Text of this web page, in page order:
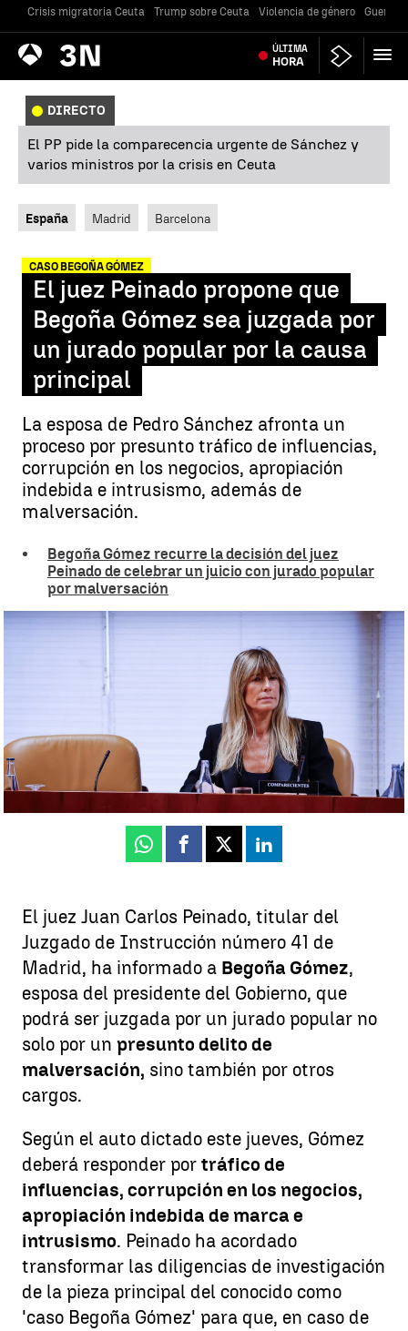
Crisis migratoria Ceuta Trump sobre Ceuta Violencia de género Guerra
Antena
3 Noticias ÚLTIMA
HORA
DIRECTO
El PP pide la comparecencia urgente de Sánchez y
varios ministros por la crisis en Ceuta
España Madrid Barcelona
CASO BEGOÑA GÓMEZ
El juez Peinado propone que
Begoña Gómez sea juzgada por
un jurado popular por la causa
principal
La esposa de Pedro Sánchez afronta un
proceso por presunto tráfico de influencias,
corrupción en los negocios, apropiación
indebida e intrusismo, además de
malversación.
Begoña Gómez recurre la decisión del juez
Peinado de celebrar un juicio con jurado popular
por malversación
El juez Peinado propone que Begoña Gómez sea juzgada por un
Ángel Granero
Publicado: 02 de octubre de 2025, 14:17
Whatsapp
Facebook
X Linkedin
El juez Juan Carlos Peinado, titular del
Juzgado de Instrucción número 41 de
Madrid, ha informado a Begoña Gómez,
esposa del presidente del Gobierno, que
podrá ser juzgada por un jurado popular no
solo por un presunto delito de
malversación, sino también por otros
cargos.
Según el auto dictado este jueves, Gómez
deberá responder por tráfico de
influencias, corrupción en los negocios,
apropiación indebida de marca e
intrusismo. Peinado ha acordado
transformar las diligencias de investigación
de la pieza principal del conocido como
'caso Begoña Gómez' para que, en caso de